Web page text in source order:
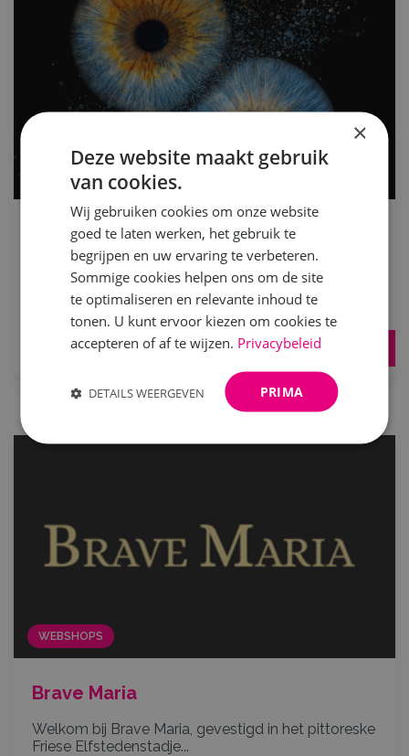
WEBSHOPS
Bonsigne Irisfotografie
Maak van jouw iris een uniek kunstwerk! Met
haarscherpe foto’s...
Lees meer
WEBSHOPS
Brave Maria
Welkom bij Brave Maria, gevestigd in het pittoreske
Friese Elfstedenstadje...
×
Deze website maakt gebruik
van cookies.
Wij gebruiken cookies om onze website
goed te laten werken, het gebruik te
begrijpen en uw ervaring te verbeteren.
Sommige cookies helpen ons om de site
te optimaliseren en relevante inhoud te
tonen. U kunt ervoor kiezen om cookies te
accepteren of af te wijzen. Privacybeleid
PRIMA
DETAILS WEERGEVEN